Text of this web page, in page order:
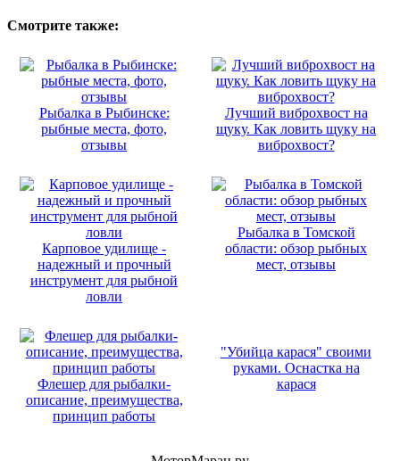
Смотрите также:
Рыбалка в Рыбинске:
рыбные места, фото,
отзывы
Лучший виброхвост на
щуку. Как ловить щуку на
виброхвост?
Карповое удилище -
надежный и прочный
инструмент для рыбной
ловли
Рыбалка в Томской
области: обзор рыбных
мест, отзывы
Флешер для рыбалки-
описание, преимущества,
принцип работы
"Убийца карася" своими
руками. Оснастка на
карася